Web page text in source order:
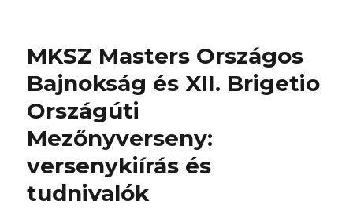
MKSZ Masters Országos
Bajnokság és XII. Brigetio
Országúti
Mezőnyverseny:
versenykiírás és
tudnivalók